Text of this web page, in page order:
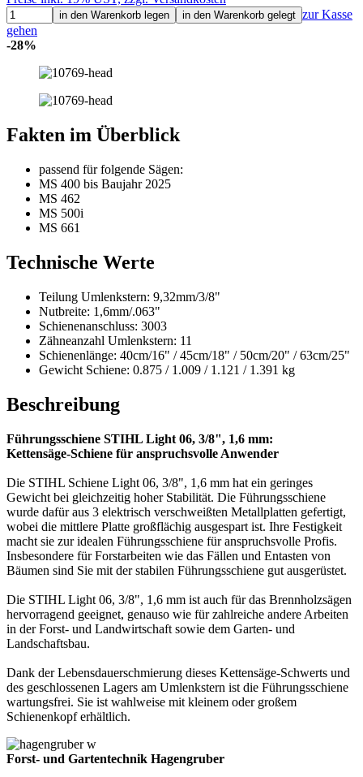
in den Warenkorb legen in den Warenkorb gelegt zur Kasse
gehen
-28%
Fakten im Überblick
passend für folgende Sägen:
MS 400 bis Baujahr 2025
MS 462
MS 500i
MS 661
Technische Werte
Teilung Umlenkstern: 9,32mm/3/8"
Nutbreite: 1,6mm/.063"
Schienenanschluss: 3003
Zähneanzahl Umlenkstern: 11
Schienenlänge: 40cm/16" / 45cm/18" / 50cm/20" / 63cm/25"
Gewicht Schiene: 0.875 / 1.009 / 1.121 / 1.391 kg
Beschreibung
Führungsschiene STIHL Light 06, 3/8", 1,6 mm:
Kettensäge-Schiene für anspruchsvolle Anwender
Die STIHL Schiene Light 06, 3/8", 1,6 mm hat ein geringes
Gewicht bei gleichzeitig hoher Stabilität. Die Führungsschiene
wurde dafür aus 3 elektrisch verschweißten Metallplatten gefertigt,
wobei die mittlere Platte großflächig ausgespart ist. Ihre Festigkeit
macht sie zur idealen Führungsschiene für anspruchsvolle Profis.
Insbesondere für Forstarbeiten wie das Fällen und Entasten von
Bäumen sind Sie mit der stabilen Führungsschiene gut ausgerüstet.
Die STIHL Light 06, 3/8", 1,6 mm ist auch für das Brennholzsägen
hervorragend geeignet, genauso wie für zahlreiche andere Arbeiten
in der Forst- und Landwirtschaft sowie dem Garten- und
Landschaftsbau.
Dank der Lebensdauerschmierung dieses Kettensäge-Schwerts und
des geschlossenen Lagers am Umlenkstern ist die Führungsschiene
wartungsfrei. Sie ist wahlweise mit kleinem oder großem
Schienenkopf erhältlich.
Forst- und Gartentechnik Hagengruber